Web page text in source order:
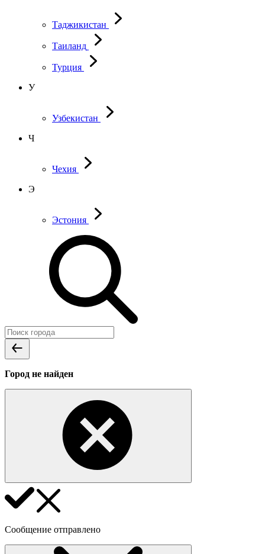
Таджикистан
Таиланд
Турция
У
Узбекистан
Ч
Чехия
Э
Эстония
Город не найден
Сообщение отправлено